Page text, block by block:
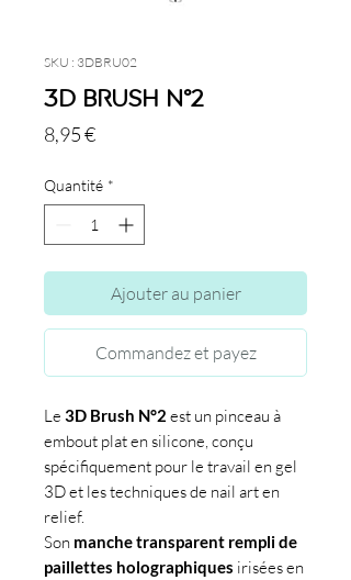
SKU : 3DBRU02
3D Brush N°2
8,95 €Prix
Quantité *
Ajouter au panier
Commandez et payez
Le 3D Brush N°2 est un pinceau à
embout plat en silicone, conçu
spécifiquement pour le travail en gel
3D et les techniques de nail art en
relief.
Son manche transparent rempli de
paillettes holographiques irisées en